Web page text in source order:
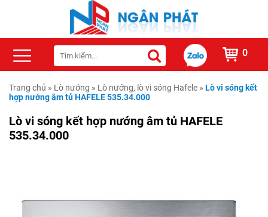
0
Trang chủ » Lò nướng » Lò nướng, lò vi sóng Hafele » Lò vi sóng kết
hợp nướng âm tủ HAFELE 535.34.000
Lò vi sóng kết hợp nướng âm tủ HAFELE
535.34.000